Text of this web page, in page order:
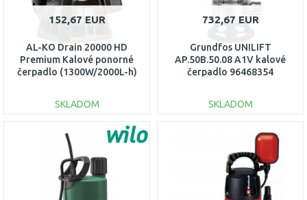
152,67 EUR
AL-KO Drain 20000 HD
Premium Kalové ponorné
čerpadlo (1300W/2000L-h)
SKLADOM
DO KOŠÍKA
Porovnať
732,67 EUR
Grundfos UNILIFT
AP.50B.50.08 A1V kalové
čerpadlo 96468354
SKLADOM
DO KOŠÍKA
Porovnať